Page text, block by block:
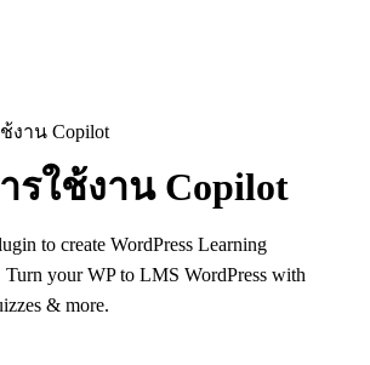
งาน Copilot
รใช้งาน Copilot
to create WordPress Learning
Turn your WP to LMS WordPress with
& more.